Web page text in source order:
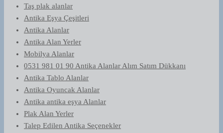
Taş plak alanlar
Antika Eşya Çeşitleri
Antika Alanlar
Antika Alan Yerler
Mobilya Alanlar
0531 981 01 90 Antika Alanlar Alım Satım Dükkanı
Antika Tablo Alanlar
Antika Oyuncak Alanlar
Antika antika eşya Alanlar
Plak Alan Yerler
Talep Edilen Antika Seçenekler